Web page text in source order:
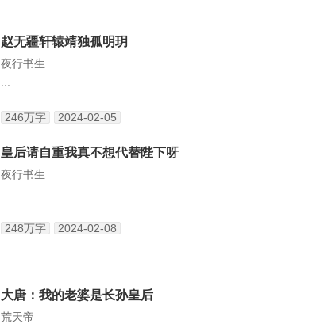
赵无疆轩辕靖独孤明玥
夜行书生
246万字 2024-02-05
皇后请自重我真不想代替陛下呀
夜行书生
248万字 2024-02-08
大唐：我的老婆是长孙皇后
荒天帝